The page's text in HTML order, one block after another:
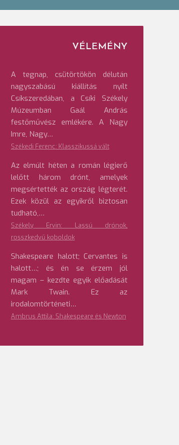
VÉLEMÉNY
A tegnap, csütörtökön délután
nagyszabású kiállítás nyílt
Csíkszeredában, a Csíki Székely
Múzeumban Gaál András
festőművész emlékére. A Nagy
Imre, Nagy…
Székedi Ferenc: Klasszikussá vált
Az elmúlt héten a román légierő
lelőtt három drónt, amelyek
megsértették az ország légterét.
Ezek közül az egyikről biztosan
tudható,…
Székely Ervin: Lassú drónok,
rosszkedvű koboldok
Shakespeare halott; Cervantes is
halott…; és én se érzem jól
magam – kezdte egyik előadását
Mark Twain. Ez az
irodalomtörténeti…
Ambrus Attila: Shakespeare és Newton